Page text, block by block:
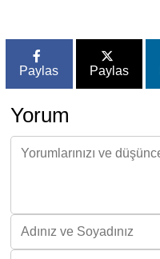
Paylas Paylas
Yorum